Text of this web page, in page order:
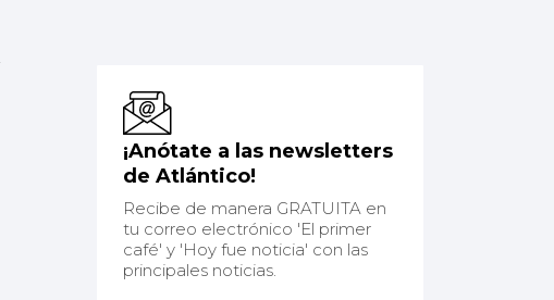
¡Anótate a las newsletters
de Atlántico!
Recibe de manera GRATUITA en
tu correo electrónico 'El primer
café' y 'Hoy fue noticia' con las
principales noticias.